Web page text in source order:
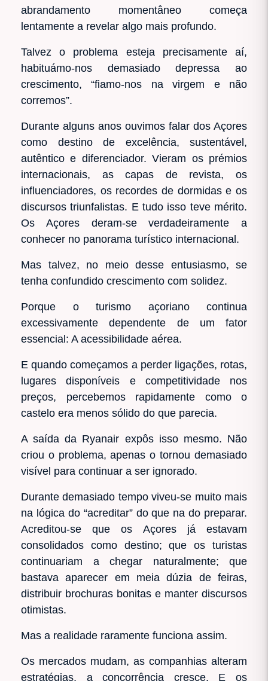
abrandamento momentâneo começa
lentamente a revelar algo mais profundo.
Talvez o problema esteja precisamente aí,
habituámo-nos demasiado depressa ao
crescimento, “fiamo-nos na virgem e não
corremos”.
Durante alguns anos ouvimos falar dos Açores
como destino de excelência, sustentável,
autêntico e diferenciador. Vieram os prémios
internacionais, as capas de revista, os
influenciadores, os recordes de dormidas e os
discursos triunfalistas. E tudo isso teve mérito.
Os Açores deram-se verdadeiramente a
conhecer no panorama turístico internacional.
Mas talvez, no meio desse entusiasmo, se
tenha confundido crescimento com solidez.
Porque o turismo açoriano continua
excessivamente dependente de um fator
essencial: A acessibilidade aérea.
E quando começamos a perder ligações, rotas,
lugares disponíveis e competitividade nos
preços, percebemos rapidamente como o
castelo era menos sólido do que parecia.
A saída da Ryanair expôs isso mesmo. Não
criou o problema, apenas o tornou demasiado
visível para continuar a ser ignorado.
Durante demasiado tempo viveu-se muito mais
na lógica do “acreditar” do que na do preparar.
Acreditou-se que os Açores já estavam
consolidados como destino; que os turistas
continuariam a chegar naturalmente; que
bastava aparecer em meia dúzia de feiras,
distribuir brochuras bonitas e manter discursos
otimistas.
Mas a realidade raramente funciona assim.
Os mercados mudam, as companhias alteram
estratégias, a concorrência cresce. E os